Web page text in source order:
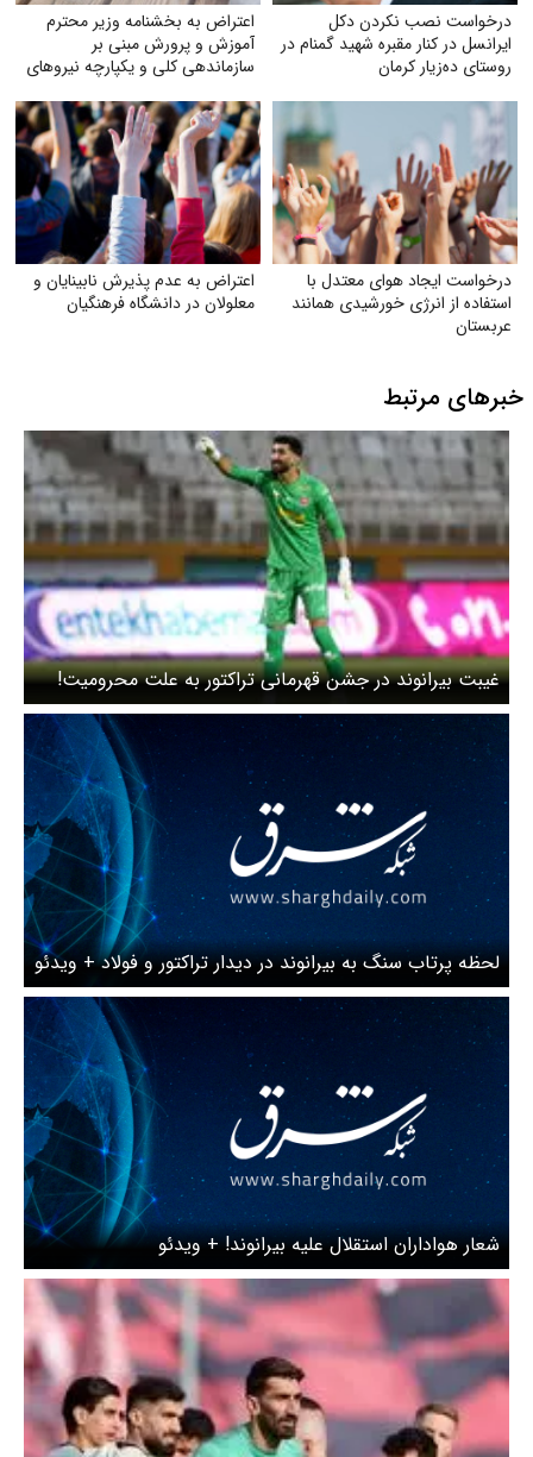
درخواست نصب نکردن دکل
ایرانسل در کنار مقبره شهید گمنام در
روستای ده‌زیار کرمان
اعتراض به بخشنامه وزیر محترم
آموزش و پرورش مبنی بر
سازماندهی کلی و یکپارچه نیروهای
تربیت بدنی
درخواست ایجاد هوای معتدل با
استفاده از انرژی خورشیدی همانند
عربستان
اعتراض به عدم پذیرش نابینایان و
معلولان در دانشگاه فرهنگیان
خبرهای مرتبط
غیبت بیرانوند در جشن قهرمانی تراکتور به علت محرومیت!
لحظه پرتاب سنگ به بیرانوند در دیدار تراکتور و فولاد + ویدئو
شعار هواداران استقلال علیه بیرانوند! + ویدئو